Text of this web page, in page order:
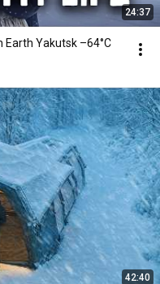
24:37
Earth Yakutsk –64°C
42:40